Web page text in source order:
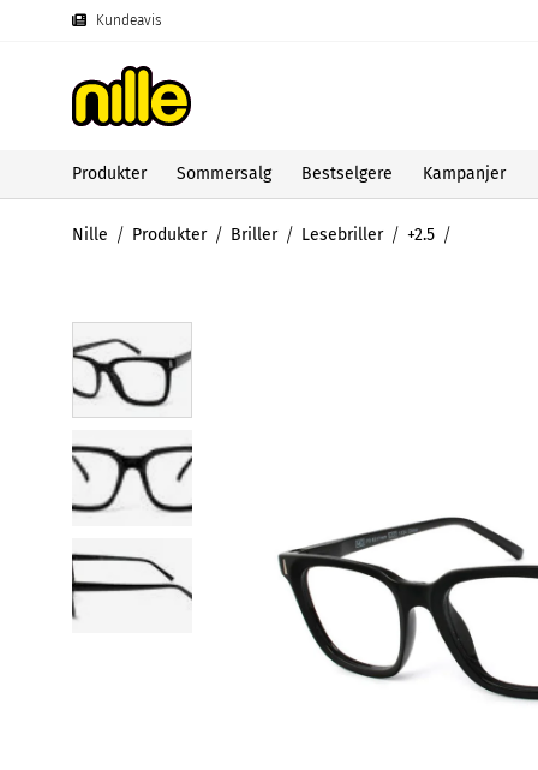
Kundeavis
Produkter Sommersalg Bestselgere Kampanjer
Nille Produkter Briller Lesebriller +2.5